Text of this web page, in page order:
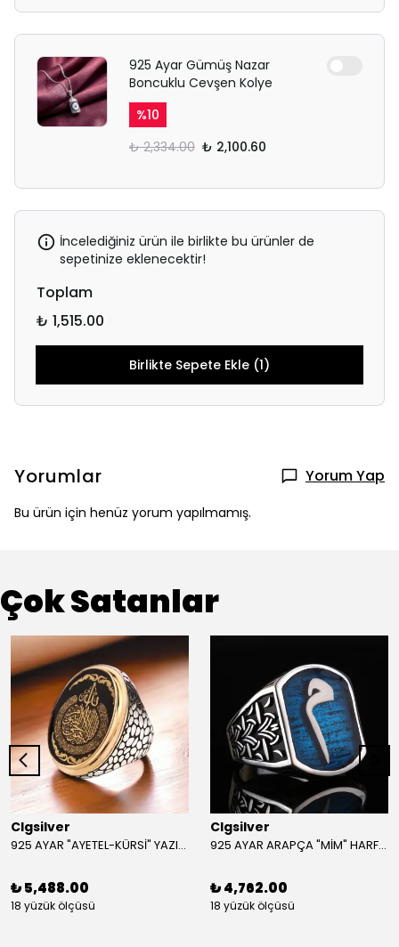
925 Ayar Gümüş Nazar
Boncuklu Cevşen Kolye
%10
₺ 2,334.00 ₺ 2,100.60
İncelediğiniz ürün ile birlikte bu ürünler de
sepetinize eklenecektir!
Toplam
₺ 1,515.00
Birlikte Sepete Ekle (1)
Yorumlar Yorum Yap
Bu ürün için henüz yorum yapılmamış.
Çok Satanlar
Clgsilver
925 AYAR "AYETEL-KÜRSİ" YAZILI GÜMÜŞ ERKEK YÜZÜK
₺ 5,488.00
18 yüzük ölçüsü
Clgsilver
925 AYAR ARAPÇA "MİM" HARFLİ GÜMÜŞ ERKEK YÜZÜK
₺ 4,762.00
18 yüzük ölçüsü